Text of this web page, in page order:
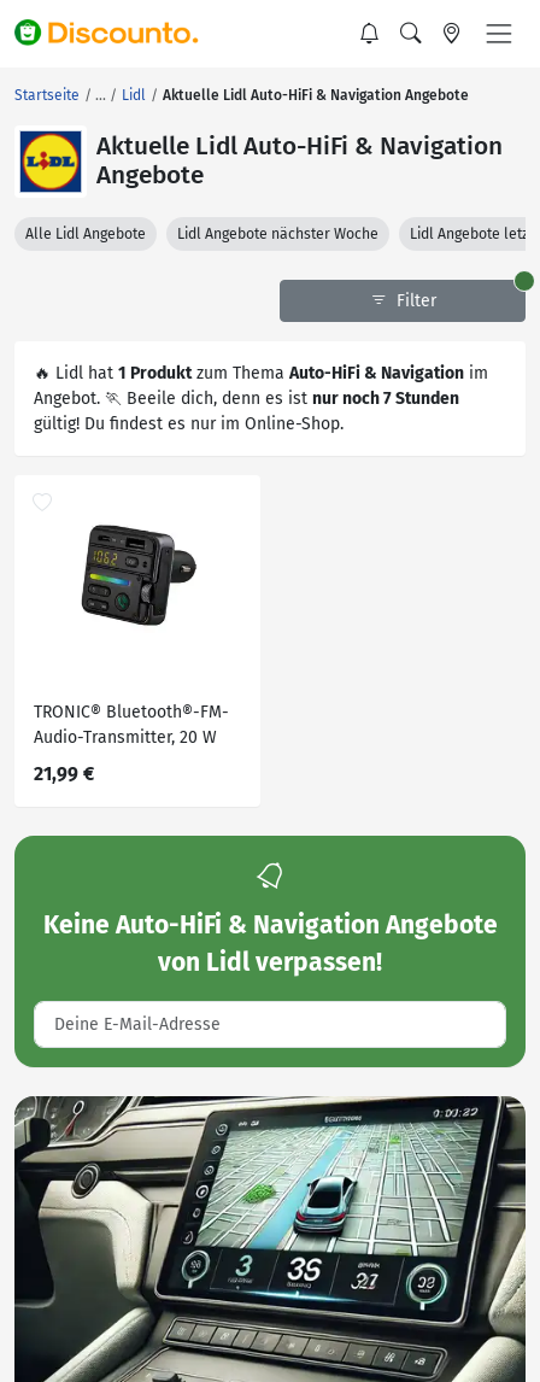
Startseite Lidl Aktuelle Lidl Auto-HiFi & Navigation Angebote
Aktuelle Lidl Auto-HiFi & Navigation
Angebote
Alle Lidl Angebote Lidl Angebote nächster Woche Lidl Angebote
Filter
🔥 Lidl hat 1 Produktzum Thema Auto-HiFi & Navigation im
Angebot. 🏃 Beeile dich, denn es ist nur noch 7 Stunden
gültig! Du findest es nur im Online-Shop.
TRONIC® Bluetooth®-FM-
Audio-Transmitter, 20 W
21,99 €
Keine Auto-HiFi & Navigation Angebote
von Lidlverpassen!